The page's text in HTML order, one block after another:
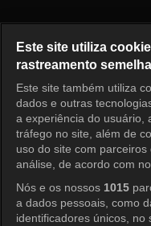
Este site utiliza
rastreamento
Este site também utiliza
dados e outras
a experiência do usuário,
tráfego no site, além de
uso do site com
análise, de acordo com
Nós e os nossos 1015
a dados pessoais, como
identificadores únicos, no